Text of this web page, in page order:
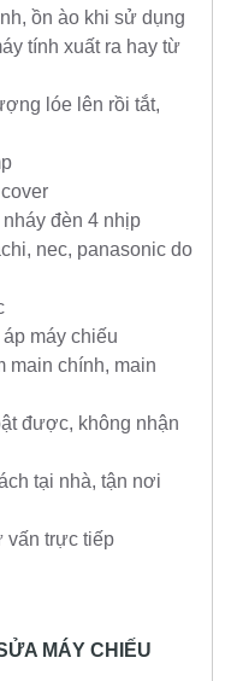
ồn ào khi sử dụng
tính xuất ra hay từ
lóe lên rồi tắt,
đèn 4 nhịp
nec, panasonic do
máy chiếu
main chính, main
được, không nhận
tại nhà, tận nơi
vấn trực tiếp
MÁY CHIẾU